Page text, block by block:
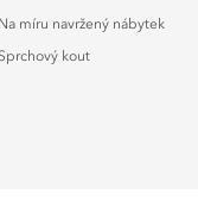
Na míru navržený nábytek
Sprchový kout